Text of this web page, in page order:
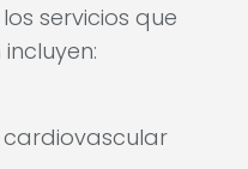
servicios que